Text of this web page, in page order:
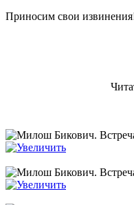
Приносим свои